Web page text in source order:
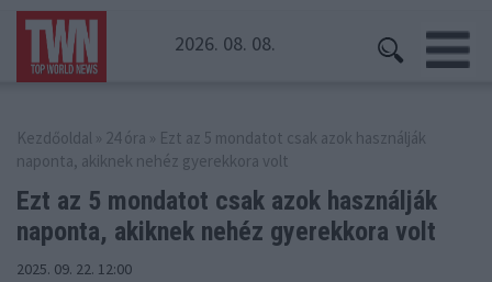
2026. 08. 08.
Kezdőoldal » 24 óra » Ezt az 5 mondatot csak azok használják
naponta, akiknek nehéz gyerekkora volt
Ezt az 5 mondatot csak azok használják
naponta, akiknek nehéz gyerekkora volt
2025. 09. 22. 12:00